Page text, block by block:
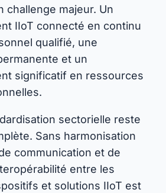
challenge majeur. Un
IIoT connecté en continu
qualifié, une
et un
significatif en ressources
sectorielle reste
Sans harmonisation
communication et de
entre les
et solutions IIoT est